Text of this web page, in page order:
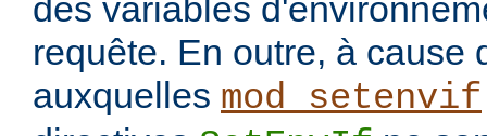
des variables
requête. En outre, à cause
auxquelles mod_setenvif